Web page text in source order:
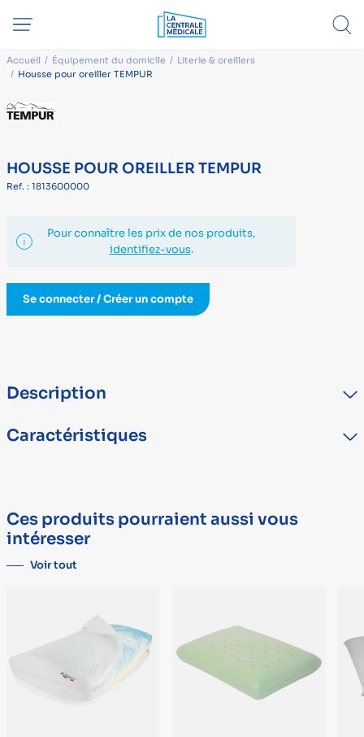
Accueil Équipement du domicile
Literie & oreillers
Housse pour oreiller TEMPUR
HOUSSE POUR OREILLER TEMPUR
Ref. : 1813600000
Pour connaître les prix de nos produits,
identifiez-vous.
Se connecter / Créer un compte
Description
Caractéristiques
Ces produits pourraient aussi vous
intéresser
Voir tout